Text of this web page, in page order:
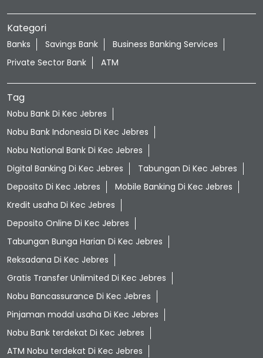
Kategori
Banks Savings Bank
Business Banking Services
Private Sector Bank
ATM
Tag
Nobu Bank Di Kec Jebres
Nobu Bank Indonesia Di Kec Jebres
Nobu National Bank Di Kec Jebres
Digital Banking Di Kec Jebres
Tabungan Di Kec Jebres
Deposito Di Kec Jebres
Mobile Banking Di Kec Jebres
Kredit usaha Di Kec Jebres
Deposito Online Di Kec Jebres
Tabungan Bunga Harian Di Kec Jebres
Reksadana Di Kec Jebres
Gratis Transfer Unlimited Di Kec Jebres
Nobu Bancassurance Di Kec Jebres
Pinjaman modal usaha Di Kec Jebres
Nobu Bank terdekat Di Kec Jebres
ATM Nobu terdekat Di Kec Jebres